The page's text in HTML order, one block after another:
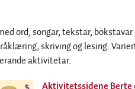
ord, songar, tekstar,
skriving og lesing.
aktivitetar.